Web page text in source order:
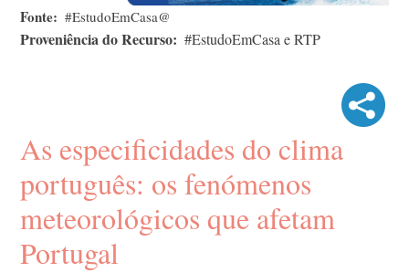
Fonte #EstudoEmCasa@
Proveniência do Recurso #EstudoEmCasa e RTP
As especificidades do clima
português: os fenómenos
meteorológicos que afetam
Portugal